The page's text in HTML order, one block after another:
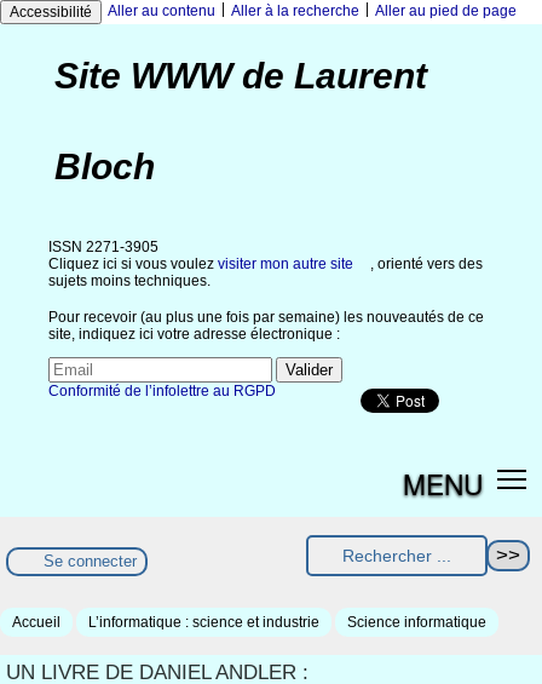
Accessibilité Aller au contenu Aller à la recherche Aller au pied de page
Site WWW de Laurent
Bloch
ISSN 2271-3905
Cliquez ici si vous voulez visiter mon autre site
, orienté vers des
sujets moins techniques.
Pour recevoir (au plus une fois par semaine) les nouveautés de ce
site, indiquez ici votre adresse électronique :
Conformité de l’infolettre au RGPD
MENU
Se connecter
Accueil L’informatique : science et industrie Science informatique
UN LIVRE DE DANIEL ANDLER :